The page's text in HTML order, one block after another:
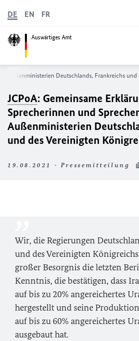
Auswärtiges Amt
DE EN FR
Außenministerien Deutschlands, Frankreichs
JCPoA: Gemeinsame
Sprecherinnen und
Außenministerien
und des Vereinigten
19.08.2021 - Pressemitteilung
Wir, die Regierungen
und des Vereinigten
großer Besorgnis die letzten
Kenntnis, die bestätigen, dass
auf bis zu 20% angereichertes
hergestellt und seine
auf bis zu 60% angereichertes
ausgebaut hat.